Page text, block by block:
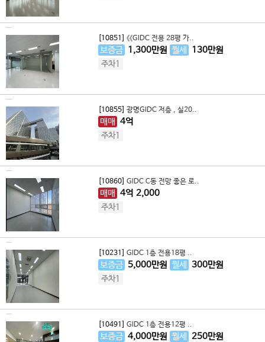
[10851] 《《GIDC 전용 28평 가..
보증금 1,300만원 월세 130만원
주차1
[10855] 광명GIDC 저층 , 실20..
매매 4억
주차1
[10860] GIDC C동 전망 좋은 로..
매매 4억 2,000
주차1
[10231] GIDC 1층 전용18평 ..
보증금 5,000만원 월세 300만원
주차1
[10491] GIDC 1층 전용12평 ..
보증금 4,000만원 월세 250만원